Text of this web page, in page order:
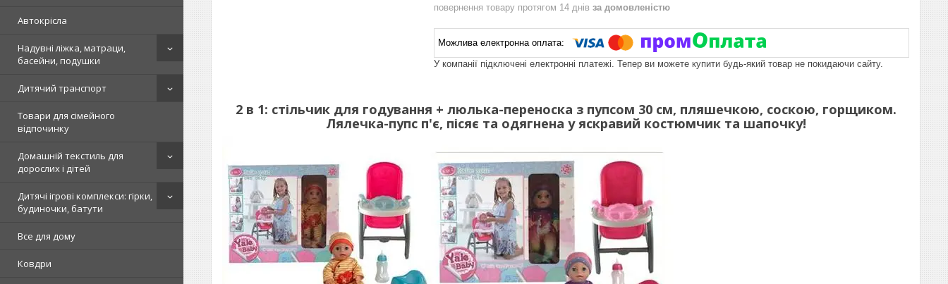
Автокрісла
Надувні ліжка, матраци,
басейни, подушки
Дитячий транспорт
Товари для сімейного
відпочинку
Домашній текстиль для
дорослих і дітей
Дитячі ігрові комплекси: гірки,
будиночки, батути
Все для дому
Ковдри
повернення товару протягом 14 днів за домовленістю
У компанії підключені електронні платежі. Тепер ви можете купити будь-який товар не покидаючи сайту.
2 в 1: стільчик для годування + люлька-переноска з пупсом 30 см, пляшечкою, соскою, горщиком.
Лялечка-пупс п'є, пісяє та одягнена у яскравий костюмчик та шапочку!